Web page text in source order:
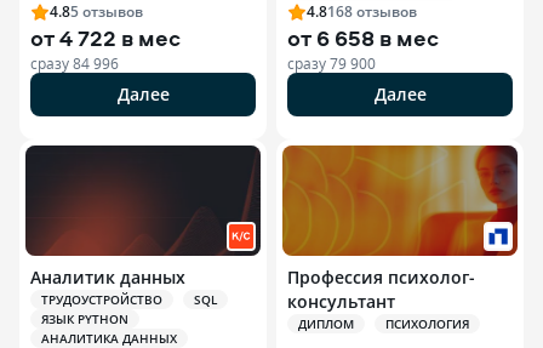
4.85отзывов
от4 722 в мес
сразу84 996
Далее
4.8168отзывов
от 6 658 в мес
сразу79 900
Далее
Аналитик данных
ТРУДОУСТРОЙСТВО
SQL
ЯЗЫК PYTHON
АНАЛИТИКА ДАННЫХ
Профессия психолог-
консультант
ДИПЛОМ ПСИХОЛОГИЯ